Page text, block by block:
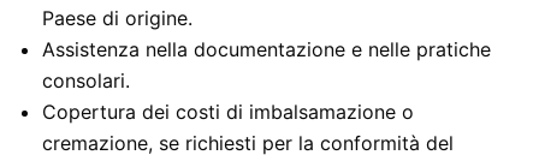
Paese di origine.
Assistenza nella documentazione e nelle pratiche
consolari.
Copertura dei costi di imbalsamazione o
cremazione, se richiesti per la conformità del